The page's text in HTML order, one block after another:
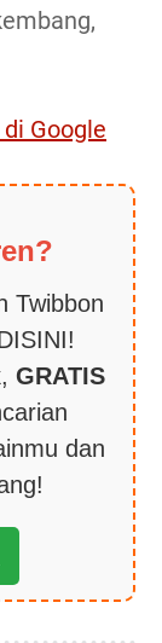
Google
Twibbon
GRATIS
dan